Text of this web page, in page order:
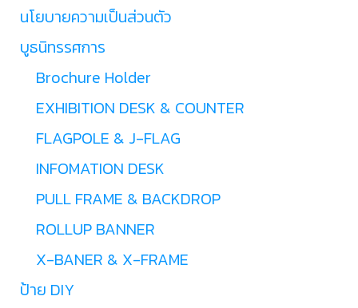
นโยบายความเป็นส่วนตัว
บูธนิทรรศการ
Brochure Holder
EXHIBITION DESK & COUNTER
FLAGPOLE & J-FLAG
INFOMATION DESK
PULL FRAME & BACKDROP
ROLLUP BANNER
X-BANER & X-FRAME
ป้าย DIY